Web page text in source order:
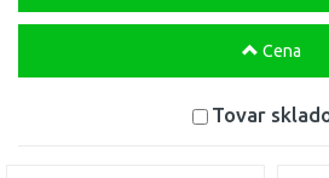
Cena
Tovar